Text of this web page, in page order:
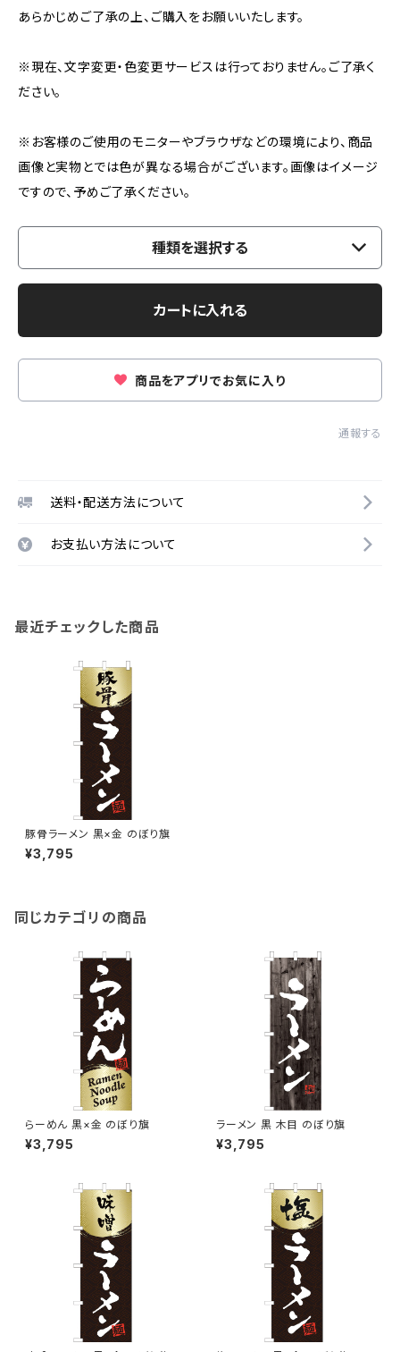
あらかじめご了承の上、ご購入をお願いいたします。
※現在、文字変更・色変更サービスは行っておりません。ご了承く
ださい。
※お客様のご使用のモニターやブラウザなどの環境により、商品
画像と実物とでは色が異なる場合がございます。画像はイメージ
ですので、予めご了承ください。
種類を選択する
カートに入れる
商品をアプリでお気に入り
通報する
送料・配送方法について
お支払い方法について
最近チェックした商品
豚骨ラーメン 黒×金 のぼり旗
¥3,795
同じカテゴリの商品
らーめん 黒×金 のぼり旗
¥3,795
ラーメン 黒 木目 のぼり旗
¥3,795